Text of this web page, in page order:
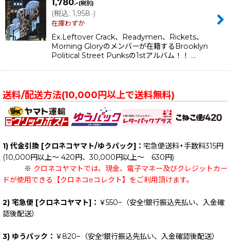
.-(税別)
(税込: 1,958.-)
在庫わずか
Ex.Leftover Crack、Readymen、Rickets、
Morning Gloryのメンバーが在籍するBrooklyn
Political Street Punksの1stアルバム！！ …
送料/配送方法(10,000円以上で送料無料)
1) 代金引換 [クロネコヤマト/ゆうパック]： 宅急便送料+手数料315円
(10,000円以上～ 420円、30,000円以上～ 630円)
※ クロネコヤマトでは、現金、電子マネー及びクレジットカー
ドが使用できる【クロネコeコレクト】をご利用頂けます。
2) 宅急便 [クロネコヤマト]： ￥550~（安全!銀行振込先払い、入金確
認後配送）
3) ゆうパック： ￥820~（安全!銀行振込先払い、入金確認後配送）